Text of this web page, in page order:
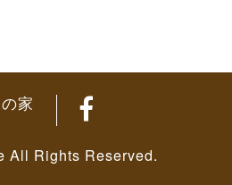
家
All Rights Reserved.